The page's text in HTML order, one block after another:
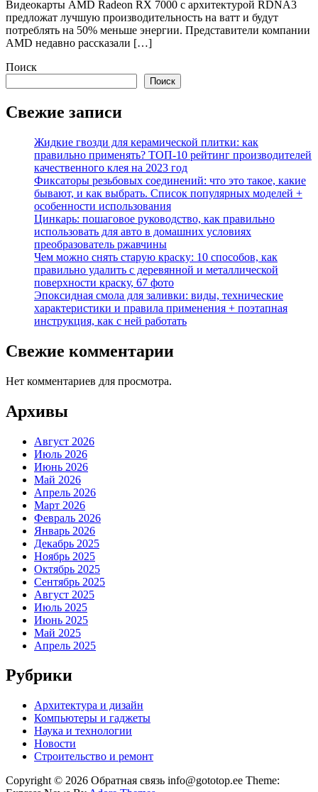
Видеокарты AMD Radeon RX 7000 с архитектурой RDNA3
предложат лучшую производительность на ватт и будут
потреблять на 50% меньше энергии. Представители компании
AMD недавно рассказали […]
Поиск
Поиск
Свежие записи
Жидкие гвозди для керамической плитки: как
правильно применять? ТОП-10 рейтинг производителей
качественного клея на 2023 год
Фиксаторы резьбовых соединений: что это такое, какие
бывают, и как выбрать. Список популярных моделей +
особенности использования
Цинкарь: пошаговое руководство, как правильно
использовать для авто в домашних условиях
преобразователь ржавчины
Чем можно снять старую краску: 10 способов, как
правильно удалить с деревянной и металлической
поверхности краску, 67 фото
Эпоксидная смола для заливки: виды, технические
характеристики и правила применения + поэтапная
инструкция, как с ней работать
Свежие комментарии
Нет комментариев для просмотра.
Архивы
Август 2026
Июль 2026
Июнь 2026
Май 2026
Апрель 2026
Март 2026
Февраль 2026
Январь 2026
Декабрь 2025
Ноябрь 2025
Октябрь 2025
Сентябрь 2025
Август 2025
Июль 2025
Июнь 2025
Май 2025
Апрель 2025
Рубрики
Архитектура и дизайн
Компьютеры и гаджеты
Наука и технологии
Новости
Строительство и ремонт
Copyright © 2026 Обратная связь info@gototop.ee Theme: